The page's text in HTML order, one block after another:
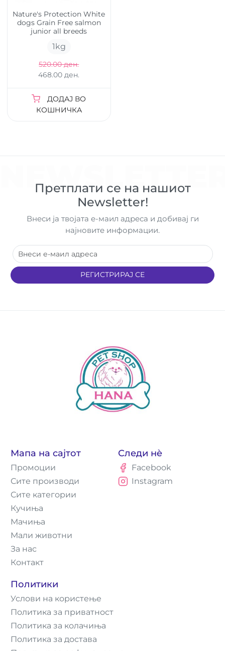
Nature's Protection White
dogs Grain Free salmon
junior all breeds
1kg
520.00 ден.
468.00 ден.
ДОДАЈ ВО
КОШНИЧКА
Претплати се на нашиот
Newsletter!
Внеси ја твојата е-маил адреса и добивај ги
најновите информации.
РЕГИСТРИРАЈ СЕ
Мапа на сајтот
Промоции
Сите производи
Сите категории
Кучиња
Мачиња
Мали животни
За нас
Контакт
Политики
Услови на користење
Политика за приватност
Политика за колачиња
Политика за достава
Следи нè
Facebook
Instagram